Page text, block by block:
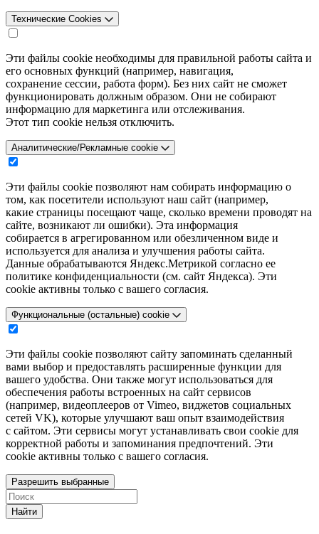
Технические Cookies
Эти файлы cookie необходимы для правильной работы сайта и
его основных функций (например, навигация,
сохранение сессии, работа форм). Без них сайт не сможет
функционировать должным образом. Они не собирают
информацию для маркетинга или отслеживания.
Этот тип cookie нельзя отключить.
Аналитические/Рекламные cookie
Эти файлы cookie позволяют нам собирать информацию о
том, как посетители используют наш сайт (например,
какие страницы посещают чаще, сколько времени проводят на
сайте, возникают ли ошибки). Эта информация
собирается в агрегированном или обезличенном виде и
используется для анализа и улучшения работы сайта.
Данные обрабатываются Яндекс.Метрикой согласно ее
политике конфиденциальности (см. сайт Яндекса). Эти
cookie активны только с вашего согласия.
Функциональные (остальные) cookie
Эти файлы cookie позволяют сайту запоминать сделанный
вами выбор и предоставлять расширенные функции для
вашего удобства. Они также могут использоваться для
обеспечения работы встроенных на сайт сервисов
(например, видеоплееров от Vimeo, виджетов социальных
сетей VK), которые улучшают ваш опыт взаимодействия
с сайтом. Эти сервисы могут устанавливать свои cookie для
корректной работы и запоминания предпочтений. Эти
cookie активны только с вашего согласия.
Разрешить выбранные
Найти